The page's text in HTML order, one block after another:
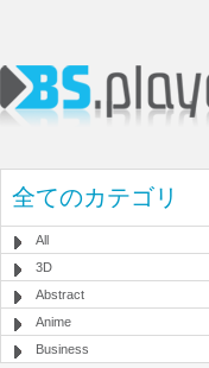
全てのカテゴリ
All
3D
Abstract
Anime
Business